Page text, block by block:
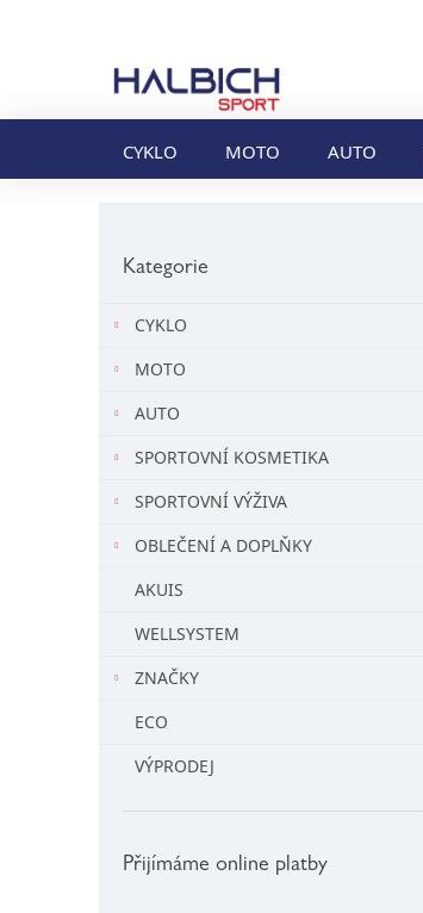
CYKLO MOTO AUTO
kategorie
Kategorie
CYKLO
MOTO
AUTO
SPORTOVNÍ KOSMETIKA
SPORTOVNÍ VÝŽIVA
OBLEČENÍ A DOPLŇKY
AKUIS
WELLSYSTEM
ZNAČKY
ECO
VÝPRODEJ
Přijímáme online platby